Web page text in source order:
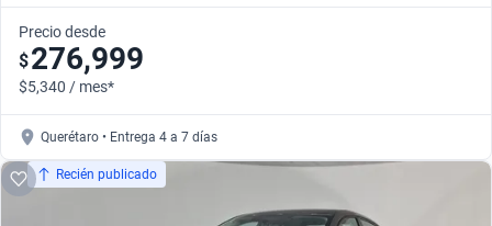
Precio desde
$276,999
$5,340 / mes*
Querétaro • Entrega 4 a 7 días
Recién publicado